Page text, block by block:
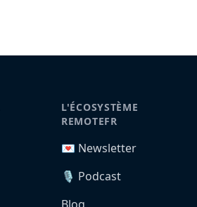
L'ÉCOSYSTÈME
REMOTEFR
💌 Newsletter
🎙️ Podcast